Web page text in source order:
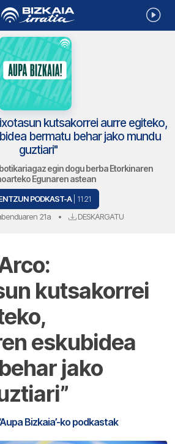
kutsakorrei aurre egiteko,
bermatu behar jako mundu
guztiari"
egin dogu berba Etorkinaren
Egunaren astean
PODKAST-A | 11:21
21a • DESKARGATU
kutsakorrei
eskubidea
jako
Bizkaia’-ko podkastak